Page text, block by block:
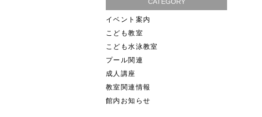
イベント案内
こども教室
こども水泳教室
プール関連
成人講座
教室関連情報
館内お知らせ